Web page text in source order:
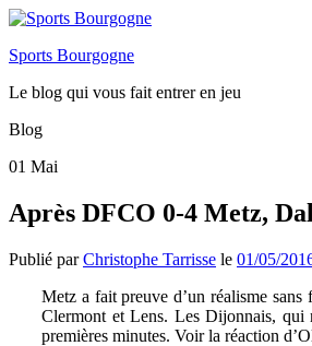
Sports Bourgogne
Le blog qui vous fait entrer en jeu
Blog
01 Mai
Après DFCO 0-4 Metz,
Publié parChristophe Tarrisse le 01/05/
Metz a fait preuve d’un réalisme
Clermont et Lens. Les Dijonnais, qui
premières minutes. Voir la réaction